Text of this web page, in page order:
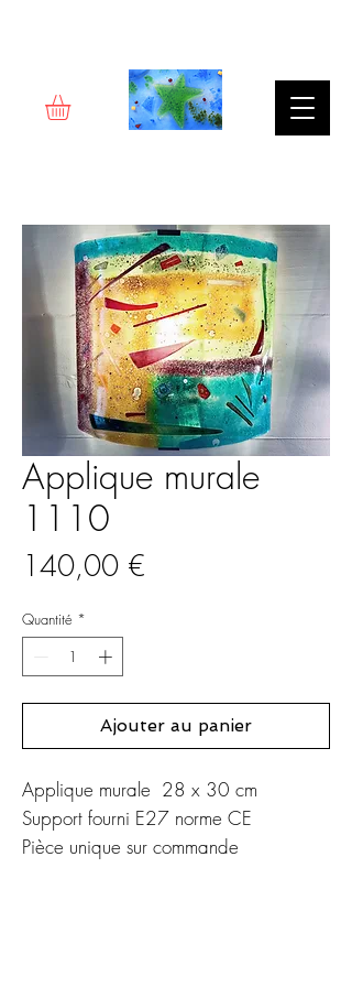
Applique murale
1110
140,00 €
Quantité *
Ajouter au panier
Applique murale 28 x 30 cm
Support fourni E27 norme CE
Pièce unique sur commande